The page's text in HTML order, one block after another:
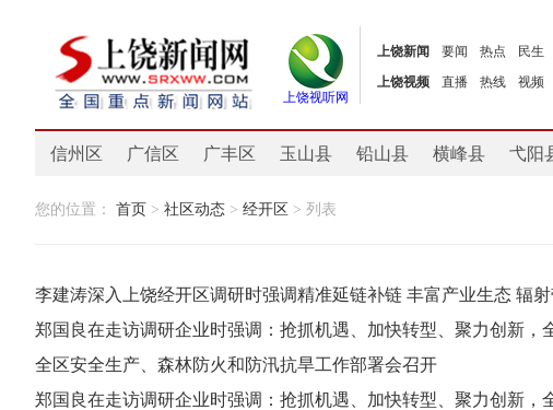
上饶视听网
上饶新闻 要闻 热点
民生
上饶视频
直播 热线 视频
信州区 广信区 广丰区 玉山县 铅山县 横峰县 弋阳
您的位置： 首页 > 社区动态 > 经开区 > 列表
李建涛深入上饶经开区调研时强调精准延链补链 丰富产业生态 辐
郑国良在走访调研企业时强调：抢抓机遇、加快转型、聚力创新，
全区安全生产、森林防火和防汛抗旱工作部署会召开
郑国良在走访调研企业时强调：抢抓机遇、加快转型、聚力创新，